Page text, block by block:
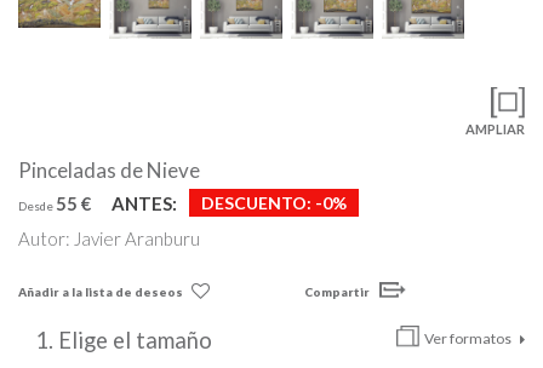
AMPLIAR
Pinceladas de Nieve
Desde 55 € ANTES: DESCUENTO: -0%
Autor: Javier Aranburu
Añadir a la lista de deseos Compartir
Ver formatos
1. Elige el tamaño